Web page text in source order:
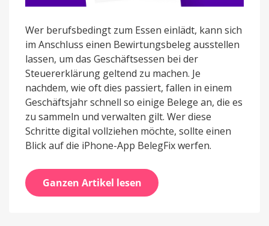
Wer berufsbedingt zum Essen einlädt, kann sich
im Anschluss einen Bewirtungsbeleg ausstellen
lassen, um das Geschäftsessen bei der
Steuererklärung geltend zu machen. Je
nachdem, wie oft dies passiert, fallen in einem
Geschäftsjahr schnell so einige Belege an, die es
zu sammeln und verwalten gilt. Wer diese
Schritte digital vollziehen möchte, sollte einen
Blick auf die iPhone-App BelegFix werfen.
Ganzen Artikel lesen